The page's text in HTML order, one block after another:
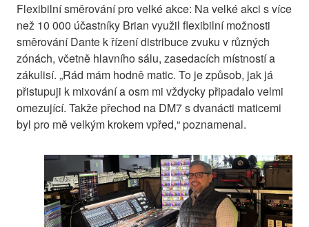
Flexibilní směrování pro velké akce: Na velké akci s více
než 10 000 účastníky Brian využil flexibilní možnosti
směrování Dante k řízení distribuce zvuku v různých
zónách, včetně hlavního sálu, zasedacích místností a
zákulisí. „Rád mám hodně matic. To je způsob, jak já
přistupuji k mixování a osm mi vždycky připadalo velmi
omezující. Takže přechod na DM7 s dvanácti maticemi
byl pro mě velkým krokem vpřed,“ poznamenal.